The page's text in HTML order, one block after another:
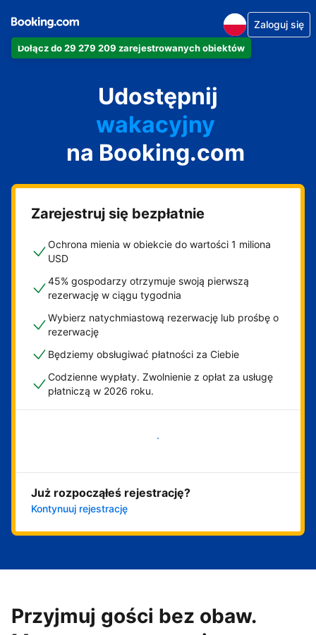
Dołącz do 29 279 209 zarejestrowanych obiektów
Zaloguj się
Udostępnij
hotel
obiekt na wynajem
wakacyjny
pensjonat
obiekt B&B
na Booking.com
Zarejestruj się bezpłatnie
Ochrona mienia w obiekcie do wartości 1 miliona
USD
45% gospodarzy otrzymuje swoją pierwszą
rezerwację w ciągu tygodnia
Wybierz natychmiastową rezerwację lub prośbę o
rezerwację
Będziemy obsługiwać płatności za Ciebie
Codzienne wypłaty. Zwolnienie z opłat za usługę
płatniczą w 2026 roku.
Zacznij już teraz
Już rozpocząłeś rejestrację?
Kontynuuj rejestrację
Przyjmuj gości bez obaw.